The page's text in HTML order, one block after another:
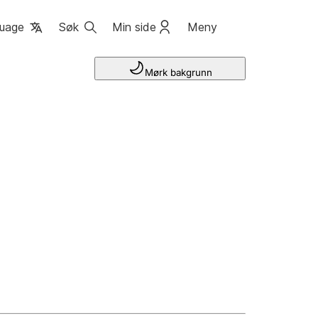
Søk Min side Meny
Mørk bakgrunn